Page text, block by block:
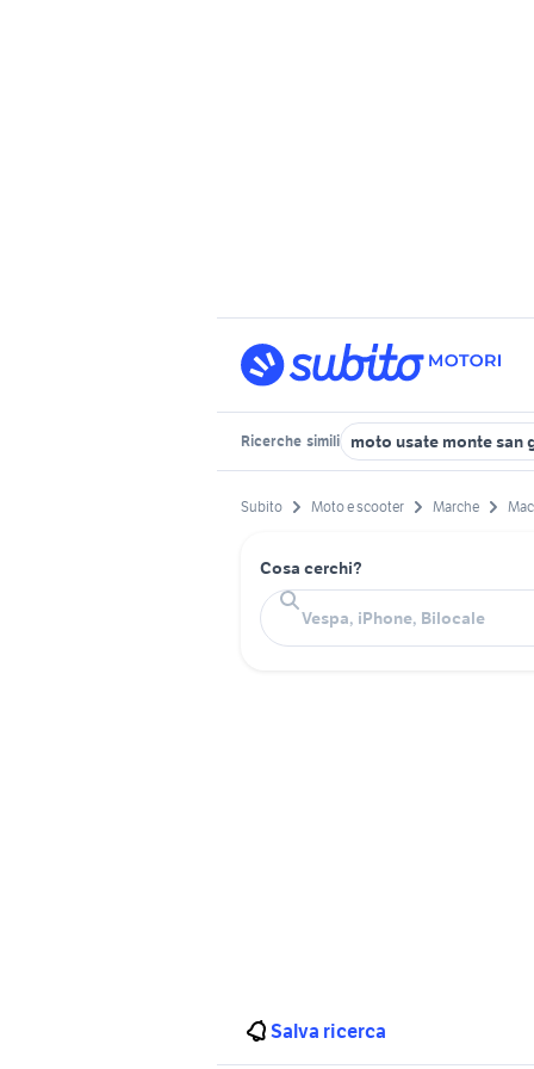
Ricerche simili moto usate monte san
Subito Moto e scooter Marche
Cosa cerchi?
Salva ricerca